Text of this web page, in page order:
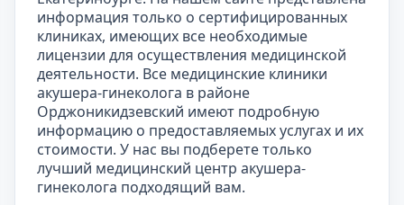
информация только о сертифицированных
клиниках, имеющих все необходимые
лицензии для осуществления медицинской
деятельности. Все медицинские клиники
акушера-гинеколога в районе
Орджоникидзевский имеют подробную
информацию о предоставляемых услугах и их
стоимости. У нас вы подберете только
лучший медицинский центр акушера-
гинеколога подходящий вам.